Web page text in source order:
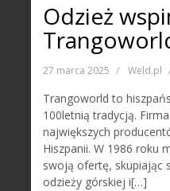
Odzież
27 marca 2025 Weld.pl
Trangoworld to
100letnią tradycją.
największych
Hiszpanii. W 1986 roku
swoją ofertę, skupiając
odzieży górskiej i[…]